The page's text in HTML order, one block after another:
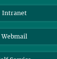
Intranet
Webmail